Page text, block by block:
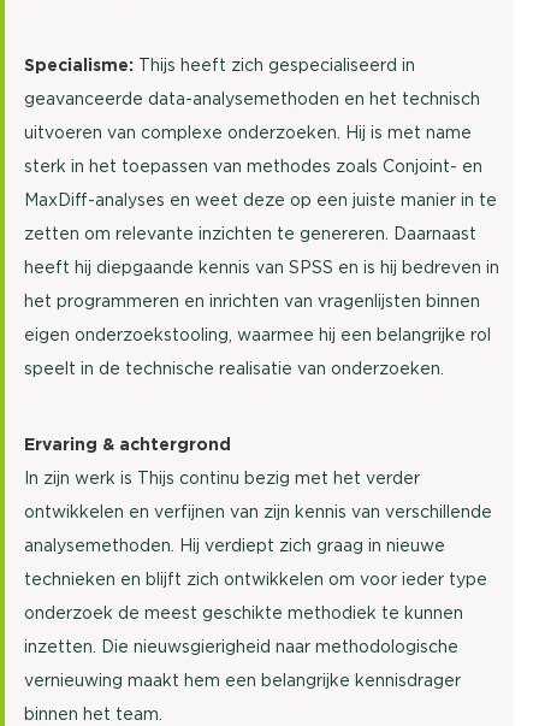
Specialisme: Thijs heeft zich gespecialiseerd in
geavanceerde data-analysemethoden en het technisch
uitvoeren van complexe onderzoeken. Hij is met name
sterk in het toepassen van methodes zoals Conjoint- en
MaxDiff-analyses en weet deze op een juiste manier in te
zetten om relevante inzichten te genereren. Daarnaast
heeft hij diepgaande kennis van SPSS en is hij bedreven in
het programmeren en inrichten van vragenlijsten binnen
eigen onderzoekstooling, waarmee hij een belangrijke rol
speelt in de technische realisatie van onderzoeken.
Ervaring & achtergrond
In zijn werk is Thijs continu bezig met het verder
ontwikkelen en verfijnen van zijn kennis van verschillende
analysemethoden. Hij verdiept zich graag in nieuwe
technieken en blijft zich ontwikkelen om voor ieder type
onderzoek de meest geschikte methodiek te kunnen
inzetten. Die nieuwsgierigheid naar methodologische
vernieuwing maakt hem een belangrijke kennisdrager
binnen het team.